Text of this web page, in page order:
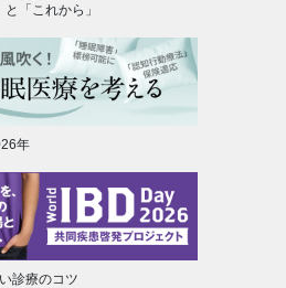
「これから」
年
診療のコツ